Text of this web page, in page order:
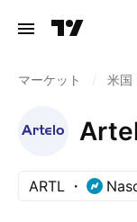
マーケット 米国
ARTL